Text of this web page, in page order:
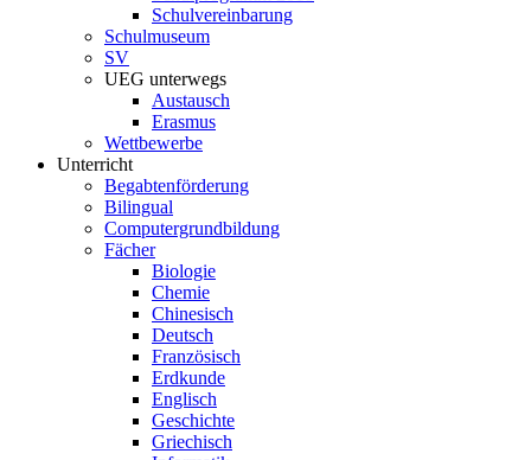
Schulvereinbarung
Schulmuseum
SV
UEG unterwegs
Austausch
Erasmus
Wettbewerbe
Unterricht
Begabtenförderung
Bilingual
Computergrundbildung
Fächer
Biologie
Chemie
Chinesisch
Deutsch
Französisch
Erdkunde
Englisch
Geschichte
Griechisch